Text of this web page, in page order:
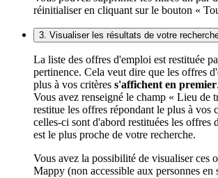
réinitialiser en cliquant sur le bouton «
3. Visualiser les résultats de votre
La liste des offres d'emploi est restituée
pertinence. Cela veut dire que les offres
plus à vos critères s'affichent en premier.
Vous avez renseigné le champ « Lieu de
restitue les offres répondant le plus à vos
celles-ci sont d'abord restituées les offres
est le plus proche de votre recherche.
Vous avez la possibilité de visualiser ces
Mappy (non accessible aux personnes en